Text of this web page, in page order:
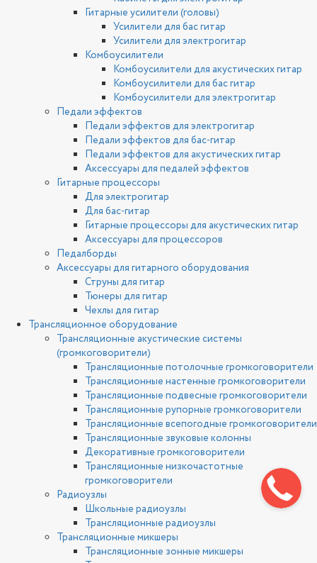
Гитарные усилители (головы)
Усилители для бас гитар
Усилители для электрогитар
Комбоусилители
Комбоусилители для акустических гитар
Комбоусилители для бас гитар
Комбоусилители для электрогитар
Педали эффектов
Педали эффектов для электрогитар
Педали эффектов для бас-гитар
Педали эффектов для акустических гитар
Аксессуары для педалей эффектов
Гитарные процессоры
Для электрогитар
Для бас-гитар
Гитарные процессоры для акустических гитар
Аксессуары для процессоров
Педалборды
Аксессуары для гитарного оборудования
Струны для гитар
Тюнеры для гитар
Чехлы для гитар
Трансляционное оборудование
Трансляционные акустические системы
(громкоговорители)
Трансляционные потолочные громкоговорители
Трансляционные настенные громкоговорители
Трансляционные подвесные громкоговорители
Трансляционные рупорные громкоговорители
Трансляционные всепогодные громкоговорители
Трансляционные звуковые колонны
Декоративные громкоговорители
Трансляционные низкочастотные
громкоговорители
Радиоузлы
Школьные радиоузлы
Трансляционные радиоузлы
Трансляционные микшеры
Трансляционные зонные микшеры